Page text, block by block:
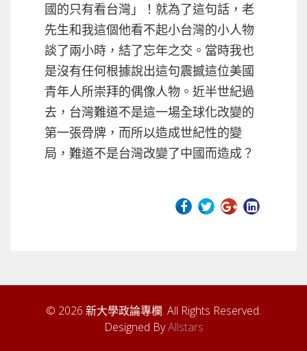
國的只有看台灣」！就為了這句話，老
先生和我這個他看不起小台灣的小人物
談了兩小時，結了忘年之交。當時我也
是沒有任何根據說出這句震撼這位美國
青年人所崇拜的偶像人物。近半世紀過
去，台灣難道不是這一場全球化改變的
第一張骨牌，而所以造成世紀性的變
局，難道不是台灣改變了中國而造成？
© 2026 新大學政論專欄. All Rights Reserved.
Designed ByAllstars